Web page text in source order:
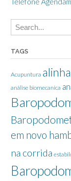
TAGS
Acupuntura
análise biomecanica
em novo
na corrida